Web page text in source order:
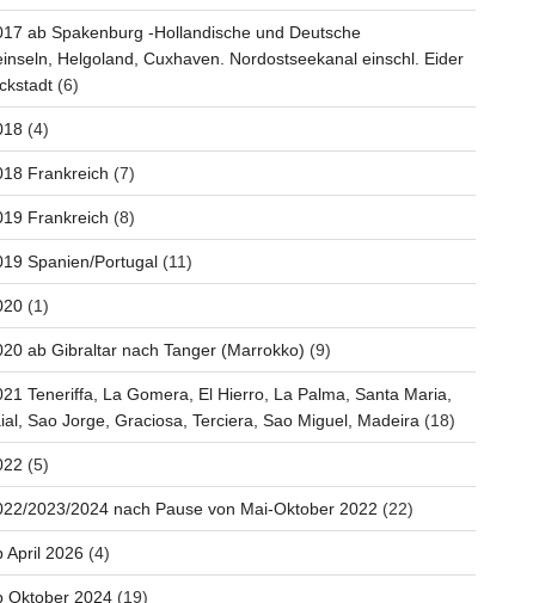
ab Spakenburg -Hollandische und Deutsche
Helgoland, Cuxhaven. Nordostseekanal einschl. Eider
(6)
(4)
Frankreich (7)
Frankreich (8)
Spanien/Portugal(11)
(1)
ab Gibraltar nach Tanger (Marrokko) (9)
Teneriffa, La Gomera, El Hierro, La Palma, Santa Maria,
Sao Jorge, Graciosa, Terciera, Sao Miguel, Madeira (18)
(5)
2023/2024 nach Pause von Mai-Oktober 2022 (22)
April 2026 (4)
Oktober 2024(19)